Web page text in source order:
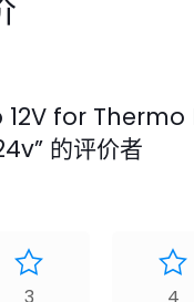
for Thermo
的评价者
3 4